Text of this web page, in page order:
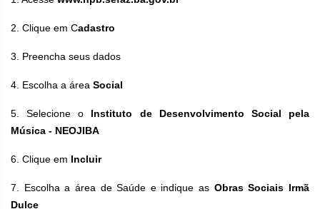
2. Clique em Cadastro
3. Preencha seus dados
4. Escolha a área Social
5. Selecione o Instituto de Desenvolvimento Social pela
Música - NEOJIBA
6. Clique em Incluir
7. Escolha a área de Saúde e indique as Obras Sociais Irmã
Dulce